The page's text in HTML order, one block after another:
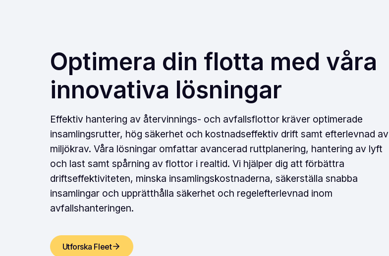
Optimera din flotta med våra
innovativa lösningar
Effektiv hantering av återvinnings- och avfallsflottor kräver optimerade
insamlingsrutter, hög säkerhet och kostnadseffektiv drift samt efterlevnad av
miljökrav. Våra lösningar omfattar avancerad ruttplanering, hantering av lyft
och last samt spårning av flottor i realtid. Vi hjälper dig att förbättra
driftseffektiviteten, minska insamlingskostnaderna, säkerställa snabba
insamlingar och upprätthålla säkerhet och regelefterlevnad inom
avfallshanteringen.
Utforska Fleet